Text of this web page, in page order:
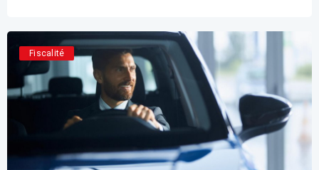
Fiscalité